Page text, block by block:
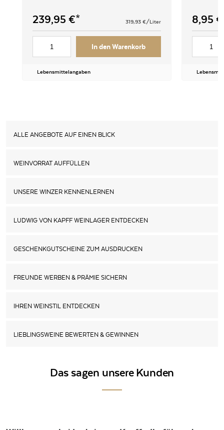
319,93 €/Liter
239,95 €
In den Warenkorb
Lebensmittelangaben
8,95€
ALLE ANGEBOTE AUF EINEN BLICK
WEINVORRAT AUFFÜLLEN
UNSERE WINZER KENNENLERNEN
LUDWIG VON KAPFF WEINLAGER ENTDECKEN
GESCHENKGUTSCHEINE ZUM AUSDRUCKEN
FREUNDE WERBEN & PRÄMIE SICHERN
IHREN WEINSTIL ENTDECKEN
LIEBLINGSWEINE BEWERTEN & GEWINNEN
Das sagen unsere Kunden